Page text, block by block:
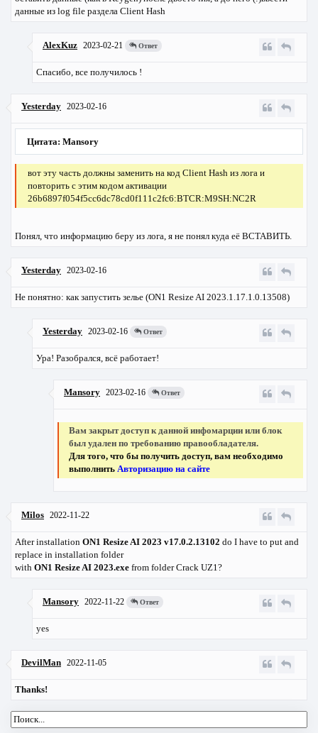
данные из log file раздела Client Hash
AlexKuz 2023-02-21 Ответ
Спасибо, все получилось !
Yesterday 2023-02-16
Цитата: Mansory
вот эту часть должны заменить на код Client Hash из лога и
повторить с этим кодом активации
26b6897f054f5cc6dc78cd0f111c2fc6:BTCR:M9SH:NC2R
Понял, что информацию беру из лога, я не понял куда её ВСТАВИТЬ.
Yesterday 2023-02-16
Не понятно: как запустить зелье (ON1 Resize AI 2023.1.17.1.0.13508)
Yesterday 2023-02-16 Ответ
Ура! Разобрался, всё работает!
Mansory 2023-02-16 Ответ
Вам закрыт доступ к данной инфомарции или блок
был удален по требованию правообладателя.
Для того, что бы получить доступ, вам необходимо
выполнить Авторизацию на сайте
Milos 2022-11-22
After installation ON1 Resize AI 2023 v17.0.2.13102 do I have to put and
replace in installation folder
with ON1 Resize AI 2023.exe from folder Crack UZ1?
Mansory 2022-11-22 Ответ
yes
DevilMan 2022-11-05
Thanks!